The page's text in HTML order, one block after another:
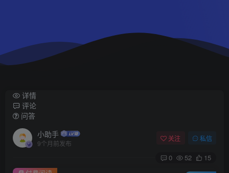
详情
评论
问答
小助手
9个月前发布
关注 私信
0 52
15